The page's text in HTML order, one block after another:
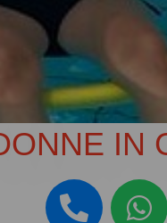
IN